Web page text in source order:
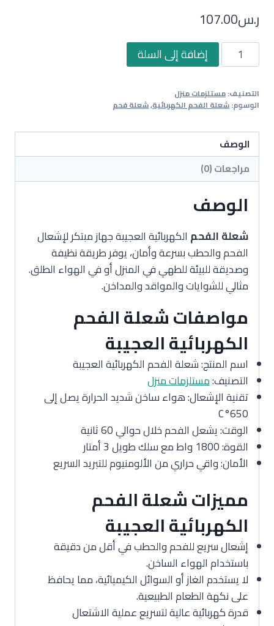
ر.س107.00
كمية
شعلة
الكهربائية
العجيبة
إضافة إلى السلة
التصنيف:مستلزمات منزل
الوسوم:شعلة الفحم الكهربائية,شعلة فحم
الوصف
مراجعات (0)
الوصف
شعلة الفحم الكهربائية العجيبة جهاز مبتكر لإشعال
الفحم والحطب بسرعة وأمان، يوفر طريقة نظيفة
وصديقة للبيئة للطهي في المنزل أو في الهواء الطلق.
مثالي للشوايات والمواقد والمداخن.
مواصفات شعلة الفحم
الكهربائية العجيبة
اسم المنتج: شعلة الفحم الكهربائية العجيبة
التصنيف:مستلزمات منزل
تقنية الإشعال: هواء ساخن شديد الحرارة يصل إلى
650°C
الوقت: يشعل الفحم خلال حوالي 60 ثانية
القوة: 1800 واط مع سلك طويل 3 أمتار
الأمان: واقي حراري من الألومنيوم للتبريد السريع
مميزات شعلة الفحم
الكهربائية العجيبة
إشعال سريع للفحم والحطب في أقل من دقيقة
باستخدام الهواء الساخن.
لا يستخدم الغاز أو السوائل الكيميائية، مما يحافظ
على نكهة الطعام الطبيعية.
قدرة كهربائية عالية لتسريع عملية الاشتعال